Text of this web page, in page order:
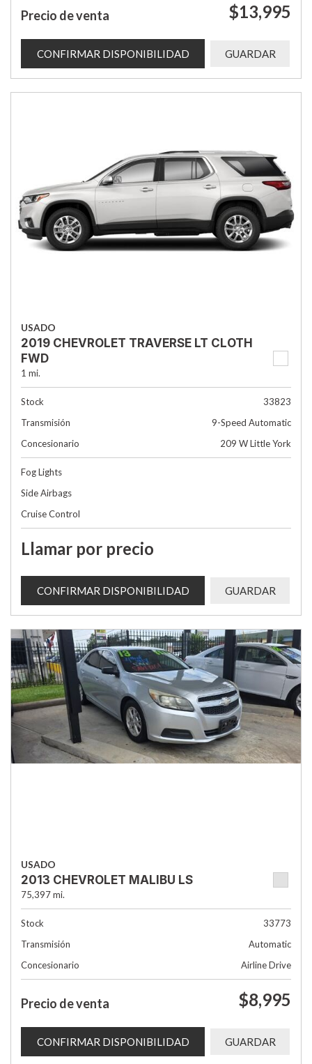
Precio de venta $13,995
CONFIRMAR DISPONIBILIDAD GUARDAR
USADO
2019 CHEVROLET TRAVERSE LT CLOTH
FWD
1 mi.
Stock
33823
Transmisión
9-Speed Automatic
Concesionario
209 W Little York
Fog Lights
Side Airbags
Cruise Control
Llamar por precio
CONFIRMAR DISPONIBILIDAD GUARDAR
USADO
2013 CHEVROLET MALIBU LS
75,397 mi.
Stock
33773
Transmisión
Automatic
Concesionario
Airline Drive
Precio de venta $8,995
CONFIRMAR DISPONIBILIDAD GUARDAR